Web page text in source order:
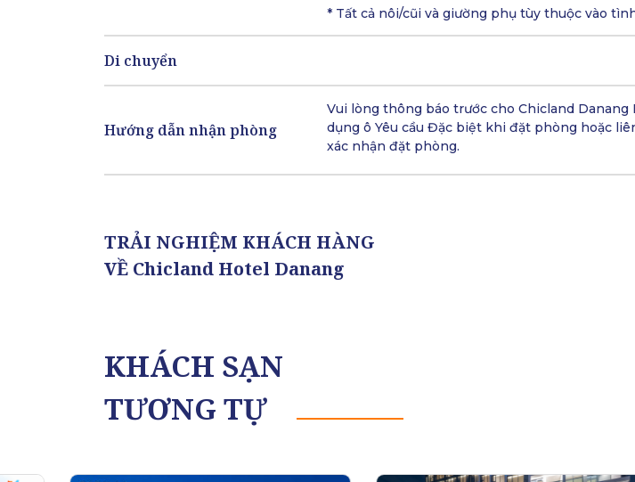
* Tất cả nôi/cũi và giường phụ tùy thuộc vào
Di chuyển
Hướng dẫn nhận phòng
Vui lòng thông báo trước cho Chicland
dụng ô Yêu cầu Đặc biệt khi đặt phòng hoặc
xác nhận đặt phòng.
TRẢI NGHIỆM KHÁCH HÀNG
VỀ Chicland Hotel Danang
KHÁCH SẠN
TƯƠNG TỰ